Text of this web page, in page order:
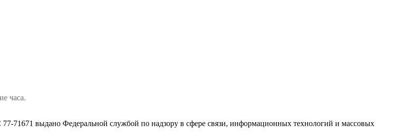
часа.
выдано Федеральной службой по надзору в сфере связи, информационных технологий и массовых